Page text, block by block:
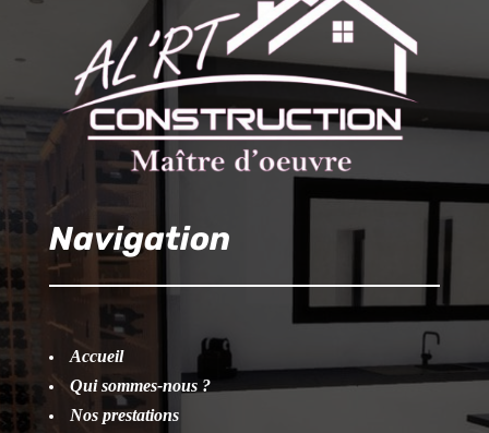
Navigation
Accueil
Qui sommes-nous ?
Nos prestations